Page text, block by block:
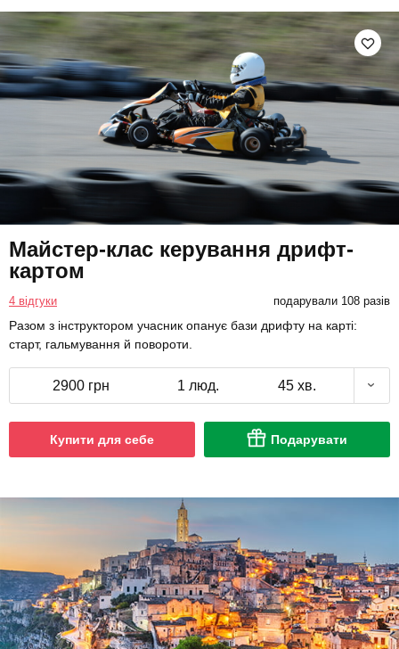
Майстер-клас керування дрифт-
картом
4 відгуки подарували 108 разів
Разом з інструктором учасник опанує бази дрифту на карті:
старт, гальмування й повороти.
2900 грн 1 люд. 45 хв.
Купити для себе Подарувати